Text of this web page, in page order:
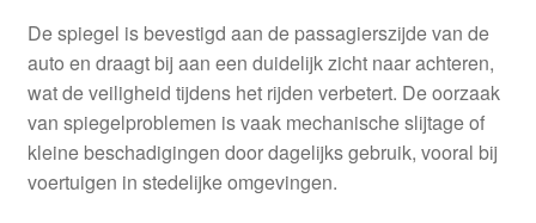
De spiegel is bevestigd aan de passagierszijde van de
auto en draagt bij aan een duidelijk zicht naar achteren,
wat de veiligheid tijdens het rijden verbetert. De oorzaak
van spiegelproblemen is vaak mechanische slijtage of
kleine beschadigingen door dagelijks gebruik, vooral bij
voertuigen in stedelijke omgevingen.